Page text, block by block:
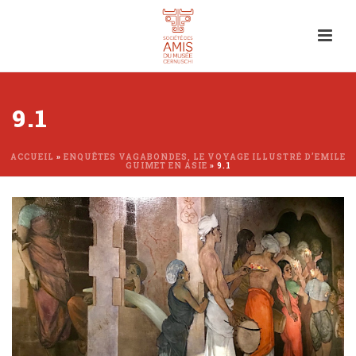
9.1
ACCUEIL » ENQUÊTES VAGABONDES, LE VOYAGE ILLUSTRÉ D’EMILE
GUIMET EN ASIE » 9.1